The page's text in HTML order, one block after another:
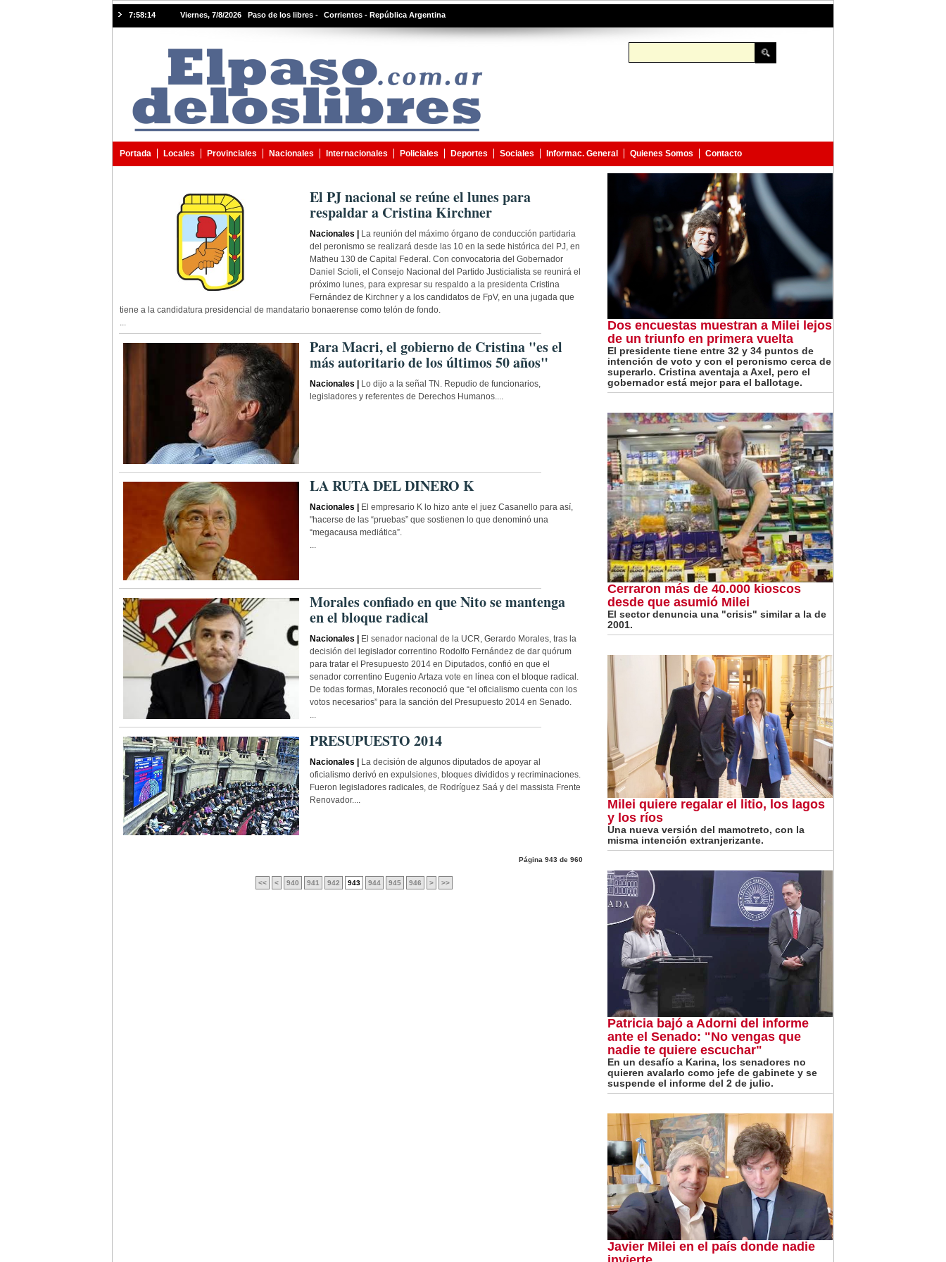
7:58:15 Viernes, 7/8/2026 Paso de los libres - Corrientes - República Argentina
Portada Locales Provinciales Nacionales Internacionales Policiales Deportes Sociales Informac. General Quienes Somos Contacto
El PJ nacional se reúne el lunes para
respaldar a Cristina Kirchner
Nacionales |
La reunión del máximo órgano de conducción partidaria
del peronismo se realizará desde las 10 en la sede histórica del PJ, en
Matheu 130 de Capital Federal. Con convocatoria del Gobernador
Daniel Scioli, el Consejo Nacional del Partido Justicialista se reunirá el
próximo lunes, para expresar su respaldo a la presidenta Cristina
Fernández de Kirchner y a los candidatos de FpV, en una jugada que
tiene a la candidatura presidencial de mandatario bonaerense como telón de fondo.
...
Para Macri, el gobierno de Cristina "es el
más autoritario de los últimos 50 años"
Nacionales |
Lo dijo a la señal TN. Repudio de funcionarios,
legisladores y referentes de Derechos Humanos....
LA RUTA DEL DINERO K
Nacionales |
El empresario K lo hizo ante el juez Casanello para así,
"hacerse de las “pruebas” que sostienen lo que denominó una
“megacausa mediática”.
...
Morales confiado en que Nito se mantenga
en el bloque radical
Nacionales |
El senador nacional de la UCR, Gerardo Morales, tras la
decisión del legislador correntino Rodolfo Fernández de dar quórum
para tratar el Presupuesto 2014 en Diputados, confió en que el
senador correntino Eugenio Artaza vote en línea con el bloque radical.
De todas formas, Morales reconoció que “el oficialismo cuenta con los
votos necesarios” para la sanción del Presupuesto 2014 en Senado.
...
PRESUPUESTO 2014
Nacionales |
La decisión de algunos diputados de apoyar al
oficialismo derivó en expulsiones, bloques divididos y recriminaciones.
Fueron legisladores radicales, de Rodríguez Saá y del massista Frente
Renovador....
Página 943 de 960
<< < 940 941 942 943 944 945 946 > >>
Dos encuestas muestran a Milei lejos
de un triunfo en primera vuelta
El presidente tiene entre 32 y 34 puntos de
intención de voto y con el peronismo cerca de
superarlo. Cristina aventaja a Axel, pero el
gobernador está mejor para el ballotage.
Cerraron más de 40.000 kioscos
desde que asumió Milei
El sector denuncia una "crisis" similar a la de
2001.
Milei quiere regalar el litio, los lagos
y los ríos
Una nueva versión del mamotreto, con la
misma intención extranjerizante.
Patricia bajó a Adorni del informe
ante el Senado: "No vengas que
nadie te quiere escuchar"
En un desafío a Karina, los senadores no
quieren avalarlo como jefe de gabinete y se
suspende el informe del 2 de julio.
Javier Milei en el país donde nadie